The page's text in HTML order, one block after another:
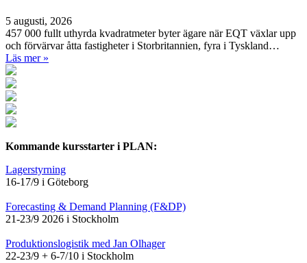
5 augusti, 2026
457 000 fullt uthyrda kvadratmeter byter ägare när EQT växlar upp
och förvärvar åtta fastigheter i Storbritannien, fyra i Tyskland…
Läs mer »
Kommande kursstarter i PLAN:
Lagerstyrning
16-17/9 i Göteborg
Forecasting & Demand Planning (F&DP)
21-23/9 2026 i Stockholm
Produktionslogistik med Jan Olhager
22-23/9 + 6-7/10 i Stockholm